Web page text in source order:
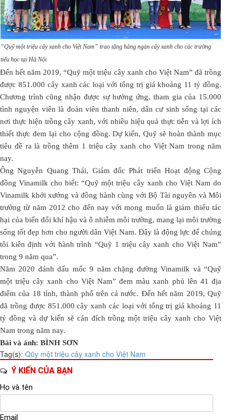
“Quỹ một triệu cây xanh cho Việt Nam” trao tặng hàng ngàn cây xanh cho các trường
tiểu học tại Hà Nội.
Đến hết năm 2019, “Quỹ một triệu cây xanh cho Việt Nam” đã trồng
được 851.000 cây xanh các loại với tổng trị giá khoảng 11 tỷ đồng.
Chương trình cũng nhận được sự hưởng ứng, tham gia của 15.000
tình nguyện viên là đoàn viên thanh niên, dân cư sinh sống tại các
nơi thực hiện trồng cây xanh, với nhiều hiệu quả thực tiễn và lợi ích
thiết thực đem lại cho cộng đồng. Dự kiến, Quỹ sẽ hoàn thành mục
tiêu đề ra là trồng thêm 1 triệu cây xanh cho Việt Nam trong năm
nay.
Ông Nguyễn Quang Thái, Giám đốc Phát triển Hoạt động Cộng
đồng Vinamilk cho biết: “Quỹ một triệu cây xanh cho Việt Nam do
Vinamilk khởi xướng và đồng hành cùng với Bộ Tài nguyên và Môi
trường từ năm 2012 cho đến nay với mong muốn là giảm thiểu tác
hại của biến đổi khí hậu và ô nhiễm môi trường, mang lại môi trường
sống tốt đẹp hơn cho người dân Việt Nam. Đây là động lực để chúng
tôi kiên định với hành trình “Quỹ 1 triệu cây xanh cho Việt Nam”
trong 9 năm qua”.
Năm 2020 đánh dấu mốc 9 năm chặng đường Vinamilk và “Quỹ
một triệu cây xanh cho Việt Nam” đem màu xanh phủ lên 41 địa
điểm của 18 tỉnh, thành phố trên cả nước. Đến hết năm 2019, Quỹ
đã trồng được 851.000 cây xanh các loại với tổng trị giá khoảng 11
tỷ đồng và dự kiến sẽ cán đích trồng một triệu cây xanh cho Việt
Nam trong năm nay.
Bài và ảnh: BÌNH SƠN
Tag(s): Qũy một triệu cây xanh cho Việt Nam
Ý KIẾN CỦA BẠN
Họ và tên
Email